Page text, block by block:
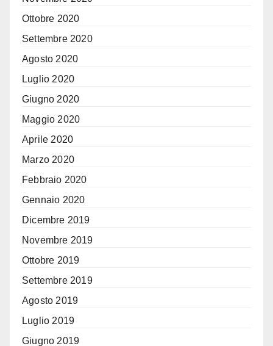
Ottobre 2020
Settembre 2020
Agosto 2020
Luglio 2020
Giugno 2020
Maggio 2020
Aprile 2020
Marzo 2020
Febbraio 2020
Gennaio 2020
Dicembre 2019
Novembre 2019
Ottobre 2019
Settembre 2019
Agosto 2019
Luglio 2019
Giugno 2019